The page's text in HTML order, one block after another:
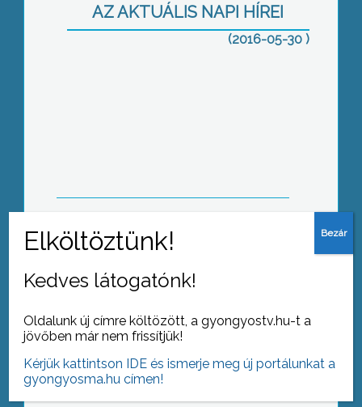
AZ AKTUÁLIS NAPI HÍREI
(2016-05-30 )
Fórum a polgári jövőről
Kedves látogatónk!
Oldalunk új címre költözött, a gyongyostv.hu-t a
jövőben már nem frissítjük!
Kérjük kattintson IDE és ismerje meg új portálunkat a
gyongyosma.hu címen!